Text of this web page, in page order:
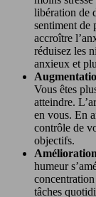
libération de
sentiment de
accroître
réduisez les
anxieux et
Vous êtes
atteindre.
en vous. En
contrôle de
objectifs.
humeur
tâches